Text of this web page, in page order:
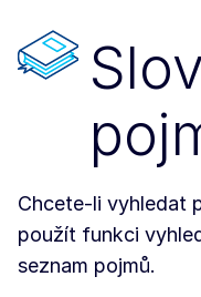
Chcete-li vyhledat
použít funkci
seznam pojmů.